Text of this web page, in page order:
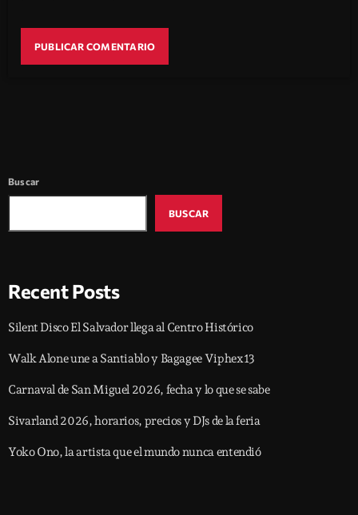
Buscar
BUSCAR
Recent Posts
Silent Disco El Salvador llega al Centro Histórico
Walk Alone une a Santiablo y Bagagee Viphex13
Carnaval de San Miguel 2026, fecha y lo que se sabe
Sivarland 2026, horarios, precios y DJs de la feria
Yoko Ono, la artista que el mundo nunca entendió